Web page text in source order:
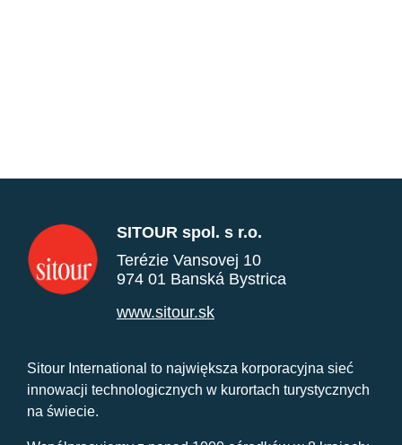
SITOUR spol. s r.o.
Terézie Vansovej 10
974 01 Banská Bystrica
www.sitour.sk
Sitour International to największa korporacyjna sieć
innowacji technologicznych w kurortach turystycznych
na świecie.